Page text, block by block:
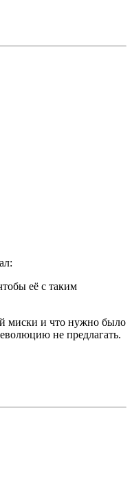
её с таким
миски и что нужно было
не предлагать.